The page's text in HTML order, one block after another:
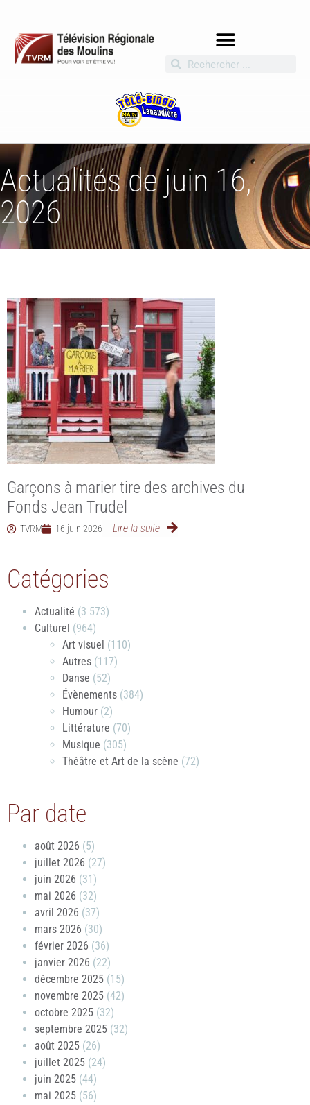
Actualités de juin 16,
2026
Garçons à marier tire des archives du
Fonds Jean Trudel
TVRM 16 juin 2026 Lire la suite
Catégories
Actualité (3 573)
Culturel (964)
Art visuel (110)
Autres (117)
Danse (52)
Évènements (384)
Humour (2)
Littérature (70)
Musique (305)
Théâtre et Art de la scène (72)
Par date
août 2026 (5)
juillet 2026 (27)
juin 2026 (31)
mai 2026 (32)
avril 2026 (37)
mars 2026 (30)
février 2026 (36)
janvier 2026 (22)
décembre 2025 (15)
novembre 2025 (42)
octobre 2025 (32)
septembre 2025 (32)
août 2025 (26)
juillet 2025 (24)
juin 2025 (44)
mai 2025 (56)